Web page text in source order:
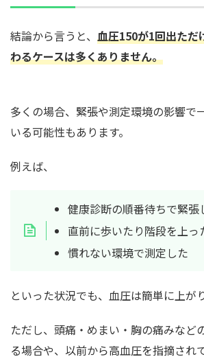
結論から言うと、 血圧150が1回出ただ
わるケースは多くありません。
多くの場合、緊張や測定環境の影響で
いる可能性もあります。
例えば、
健康診断の順番待ちで緊張
直前に歩いたり階段を上っ
慣れない環境で測定した
といった状況でも、血圧は簡単に上が
ただし、頭痛・めまい・胸の痛みなど
る場合や、以前から高血圧を指摘され